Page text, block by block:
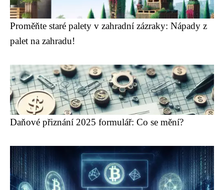
Proměňte staré palety v zahradní zázraky: Nápady z
palet na zahradu!
Daňové přiznání 2025 formulář: Co se mění?